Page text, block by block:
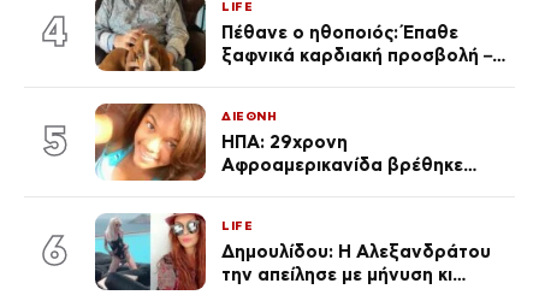
4
LIFE
Πέθανε ο ηθοποιός: Έπαθε
ξαφνικά καρδιακή προσβολή – Η
5
ΔΙΕΘΝΗ
ΗΠΑ: 29χρονη
Αφροαμερικανίδα βρέθηκε
6
LIFE
Δημουλίδου: Η Αλεξανδράτου
την απείλησε με μήνυση κι